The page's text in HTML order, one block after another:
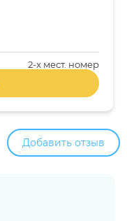
2-x мест. номер
Добавить отзыв